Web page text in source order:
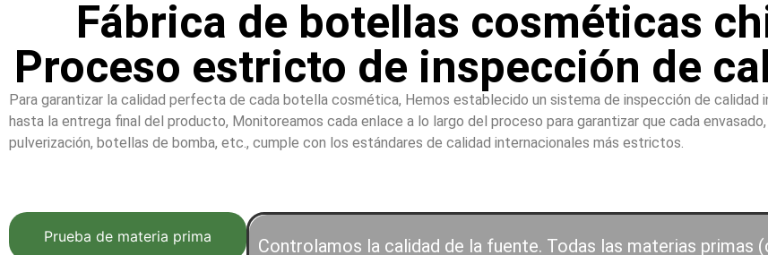
Fábrica de botellas cosméticas
Proceso estricto de inspección de
Para garantizar la calidad perfecta de cada botella cosmética, Hemos establecido un sistema de inspección de calidad
hasta la entrega final del producto, Monitoreamos cada enlace a lo largo del proceso para garantizar que cada
pulverización, botellas de bomba, etc., cumple con los estándares de calidad internacionales más estrictos.
Prueba de materia prima Controlamos la calidad de la fuente. Todas las materias primas